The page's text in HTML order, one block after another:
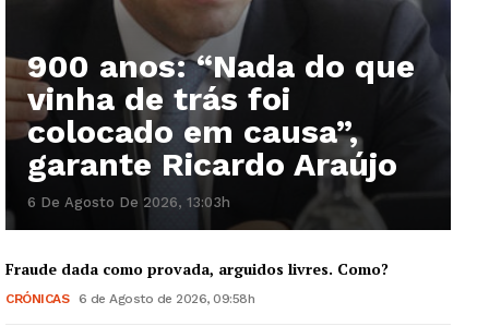
900 anos: “Nada do que
vinha de trás foi
colocado em causa”,
garante Ricardo Araújo
6 De Agosto De 2026, 13:03h
Fraude dada como provada, arguidos livres. Como?
CRÓNICAS 6 de Agosto de 2026, 09:58h